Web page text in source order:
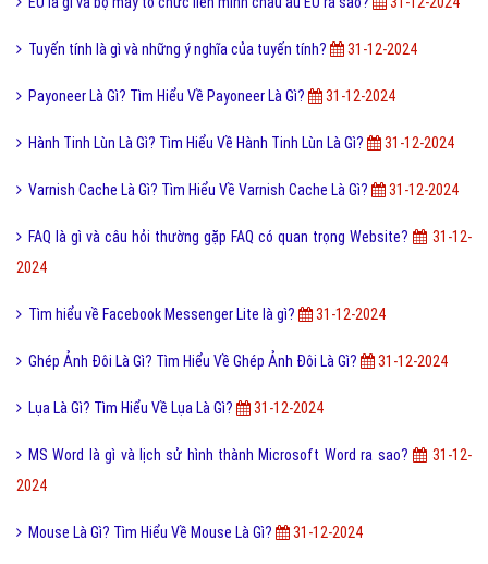
Tuyến tính là gì và những ý nghĩa của tuyến tính? 31-12-2024
Payoneer Là Gì? Tìm Hiểu Về Payoneer Là Gì? 31-12-2024
Hành Tinh Lùn Là Gì? Tìm Hiểu Về Hành Tinh Lùn Là Gì? 31-12-2024
Varnish Cache Là Gì? Tìm Hiểu Về Varnish Cache Là Gì? 31-12-2024
FAQ là gì và câu hỏi thường gặp FAQ có quan trọng Website?
31-12-
2024
Tìm hiểu về Facebook Messenger Lite là gì? 31-12-2024
Ghép Ảnh Đôi Là Gì? Tìm Hiểu Về Ghép Ảnh Đôi Là Gì? 31-12-2024
Lụa Là Gì? Tìm Hiểu Về Lụa Là Gì? 31-12-2024
MS Word là gì và lịch sử hình thành Microsoft Word ra sao?
31-12-
2024
Mouse Là Gì? Tìm Hiểu Về Mouse Là Gì? 31-12-2024